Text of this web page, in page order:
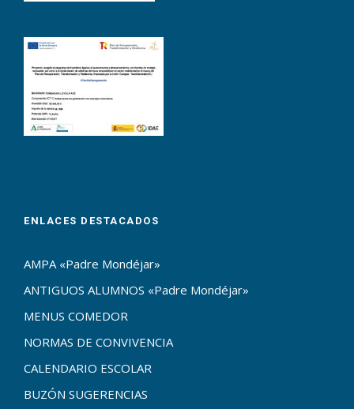
ENLACES DESTACADOS
AMPA «Padre Mondéjar»
ANTIGUOS ALUMNOS «Padre Mondéjar»
MENUS COMEDOR
NORMAS DE CONVIVENCIA
CALENDARIO ESCOLAR
BUZÓN SUGERENCIAS